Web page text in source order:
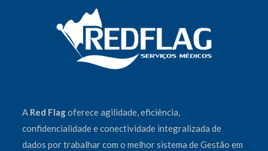
A Red Flagofereceagilidade,eficiência,
confidencialidadeeconectividade integralizada de
dados por trabalhar com o melhor sistema de Gestão em